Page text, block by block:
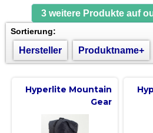
3 weitere Produkte auf
Sortierung:
Hersteller Produktname+
Hyperlite Mountain
Gear